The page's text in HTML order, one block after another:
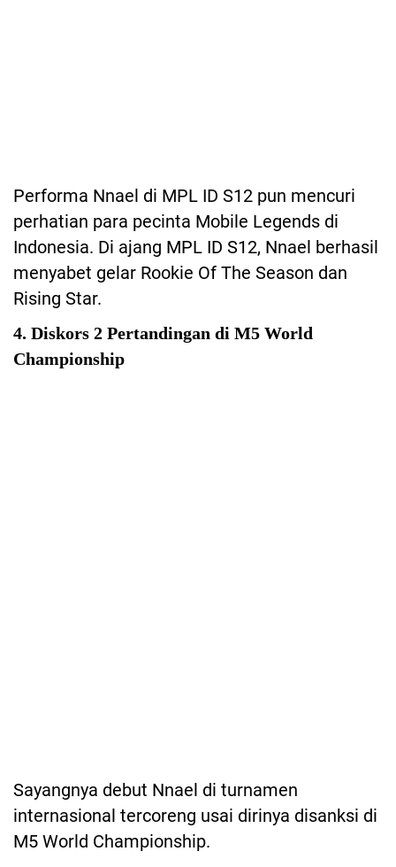
Performa Nnael di MPL ID S12 pun mencuri
perhatian para pecinta Mobile Legends di
Indonesia. Di ajang MPL ID S12, Nnael berhasil
menyabet gelar Rookie Of The Season dan
Rising Star.
4. Diskors 2 Pertandingan di M5 World
Championship
Sayangnya debut Nnael di turnamen
internasional tercoreng usai dirinya disanksi di
M5 World Championship.